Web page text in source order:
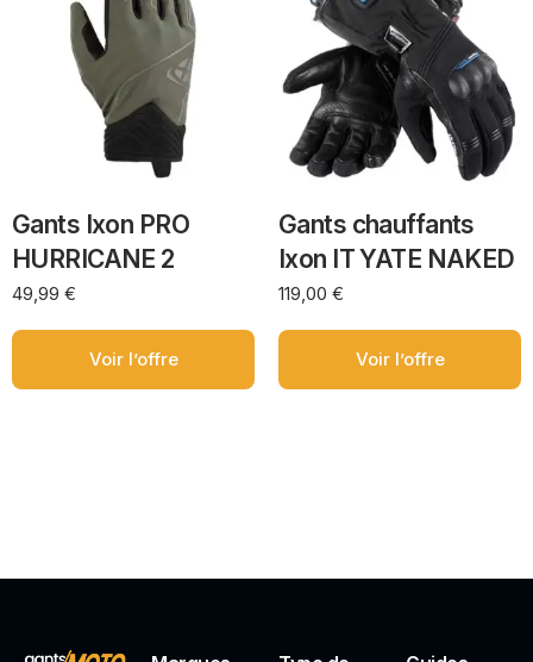
Gants Ixon PRO
HURRICANE 2
49,99 €
Voir l’offre
Gants chauffants
Ixon IT YATE NAKED
119,00 €
Voir l’offre